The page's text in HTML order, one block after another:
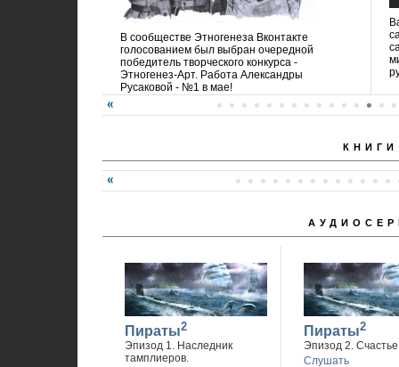
В сообществе Этногенеза Вконтакте
голосованием был выбран очередной
победитель творческого конкурса -
Этногенез-Арт. Работа Александры
Русаковой - №1 в мае!
КНИГИ
Пираты2
Эпизод 1. Наследник
тамплиеров.
Пираты2
Эпизод 2. Счастье
Слушать